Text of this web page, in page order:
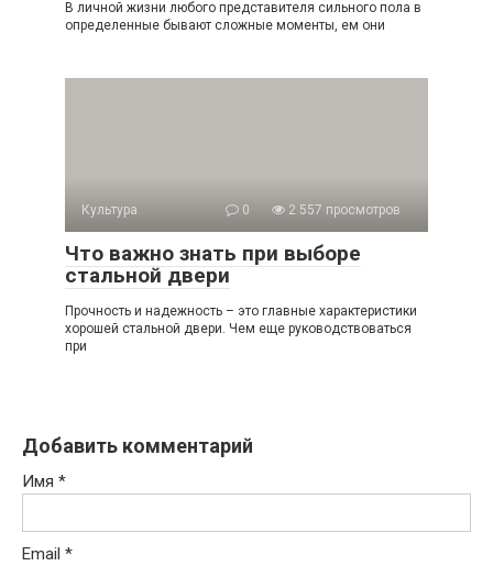
В личной жизни любого представителя сильного пола в
определенные бывают сложные моменты, ем они
Культура 0 2 557 просмотров
Что важно знать при выборе
стальной двери
Прочность и надежность – это главные характеристики
хорошей стальной двери. Чем еще руководствоваться
при
Добавить комментарий
Имя *
Email *